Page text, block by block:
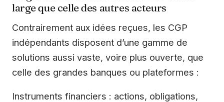
large que celle des autres acteurs
Contrairement aux idées reçues, les CGP
indépendants disposent d’une gamme de
solutions aussi vaste, voire plus ouverte, que
celle des grandes banques ou plateformes :
Instruments financiers : actions, obligations,